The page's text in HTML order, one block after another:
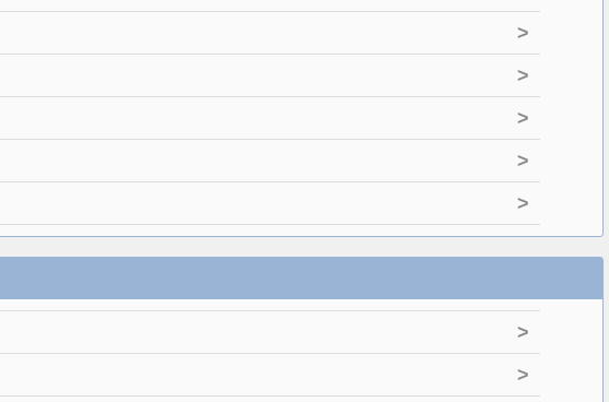
>
>
>
>
>
>
>